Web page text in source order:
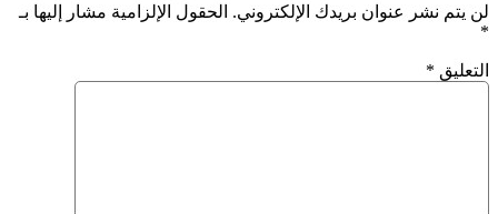
لن يتم نشر عنوان بريدك الإلكتروني. الحقول الإلزامية مشار إليها بـ
*
التعليق *